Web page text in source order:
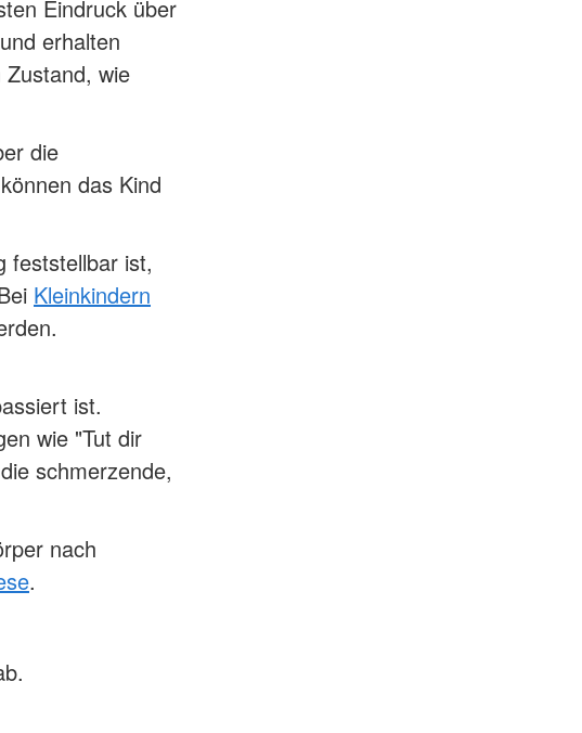
Eindruck über
erhalten
wie
die
das Kind
feststellbar ist,
Kleinkindern
ist.
wie "Tut dir
schmerzende,
nach
.